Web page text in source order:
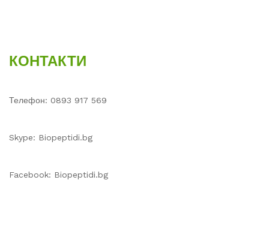
КОНТАКТИ
Телефон: 0893 917 569
Skype: Biopeptidi.bg
Facebook: Biopeptidi.bg